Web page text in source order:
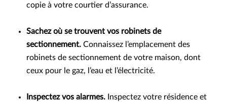
copie à votre courtier d’assurance.
Sachez où se trouvent vos robinets de
sectionnement. Connaissez l’emplacement des
robinets de sectionnement de votre maison, dont
ceux pour le gaz, l’eau et l’électricité.
Inspectez vos alarmes. Inspectez votre résidence et